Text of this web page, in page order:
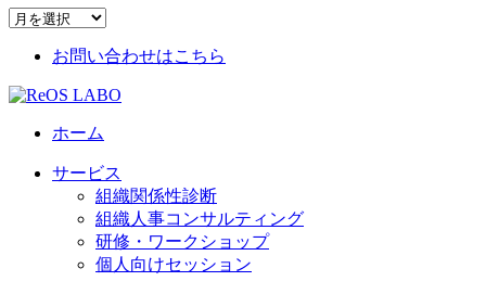
お問い合わせはこちら
ホーム
サービス
組織関係性診断
組織人事コンサルティング
研修・ワークショップ
個人向けセッション